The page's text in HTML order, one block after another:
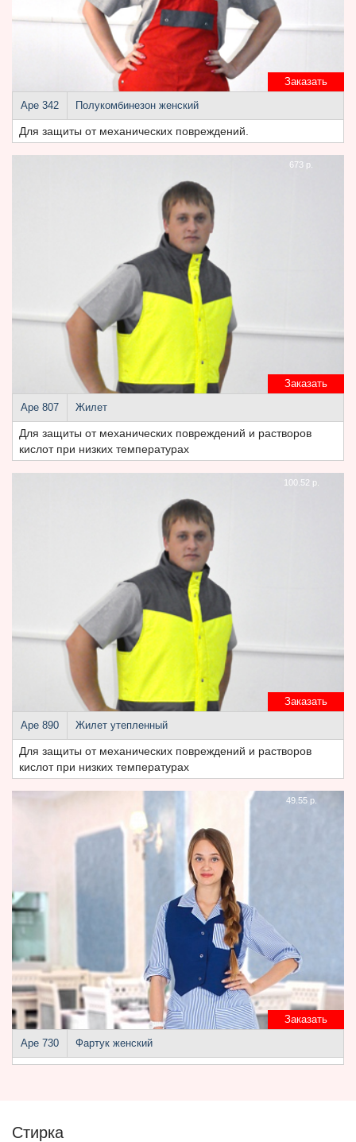
Заказать
Аре 342 Полукомбинезон женский
Для защиты от механических повреждений.
Заказать
673 р.
Аре 807 Жилет
Для защиты от механических повреждений и растворов
кислот при низких температурах
Заказать
100.52 р.
Аре 890 Жилет утепленный
Для защиты от механических повреждений и растворов
кислот при низких температурах
Заказать
49.55 р.
Аре 730 Фартук женский
Стирка